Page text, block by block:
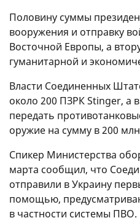
Половину суммы
вооружения и отправку
Восточной Европы, а
гуманитарной и
Власти Соединенных
около 200 ПЗРК Stinger, а
передать
оружие на сумму в 200
Спикер Министерства
марта сообщил, что
отправили в Украину
помощью,
в частности системы